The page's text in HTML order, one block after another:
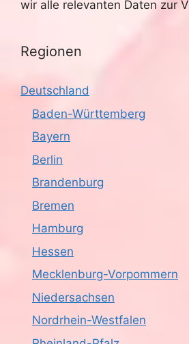
wir alle relevanten Daten zur
Regionen
Deutschland
Baden-Württemberg
Bayern
Berlin
Brandenburg
Bremen
Hamburg
Hessen
Mecklenburg-Vorpommern
Niedersachsen
Nordrhein-Westfalen